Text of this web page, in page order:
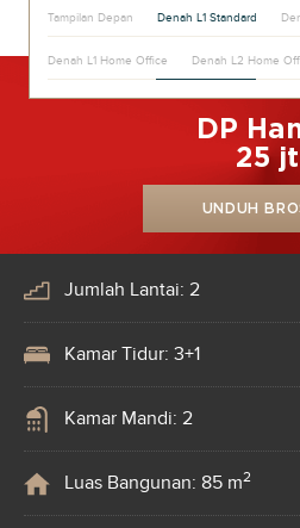
Tampilan Depan Denah L1 Standard
Denah L1 Home Office Denah L2 Home
DP
25 jt
UNDUH
Jumlah Lantai: 2
Kamar Tidur: 3+1
Kamar Mandi: 2
Luas Bangunan: 85 m2